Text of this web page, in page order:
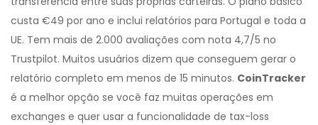
custa €49 por ano e inclui relatórios para Portugal e toda a
UE. Tem mais de 2.000 avaliações com nota 4,7/5 no
Trustpilot. Muitos usuários dizem que conseguem gerar o
relatório completo em menos de 15 minutos. CoinTracker
é a melhor opção se você faz muitas operações em
exchanges e quer usar a funcionalidade de tax-loss